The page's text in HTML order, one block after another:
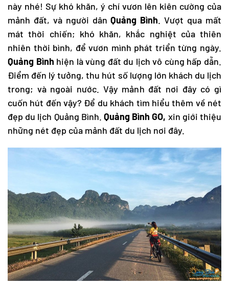
này nhé! Sự khó khăn, ý chí vươn lên kiên cường của
mảnh đất, và người dânQuảng Bình. Vượt qua mất
mát thời chiến; khó khăn, khắc nghiệt của thiên
nhiên thời bình, để vươn mình phát triển từng ngày.
Quảng Bình hiện là vùng đất du lịch vô cùng hấp dẫn.
Điểm đến lý tưởng, thu hút số lượng lớn khách du lịch
trong; và ngoài nước. Vậy mảnh đất nơi đây có gì
cuốn hút đến vậy? Để du khách tìm hiểu thêm về nét
đẹp du lịch Quảng Bình.Quảng Bình GO, xin giới thiệu
những nét đẹp của mảnh đất du lịch nơi đây.